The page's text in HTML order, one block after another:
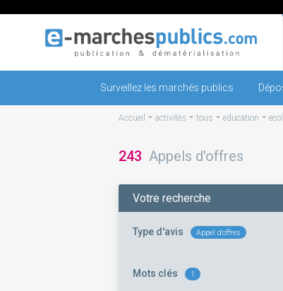
Surveillez les marchés publics
Accueil - activités - tous - education -
243 Appels d'offres
Votre recherche
Type d'avis Appel d'offres
Mots clés 1